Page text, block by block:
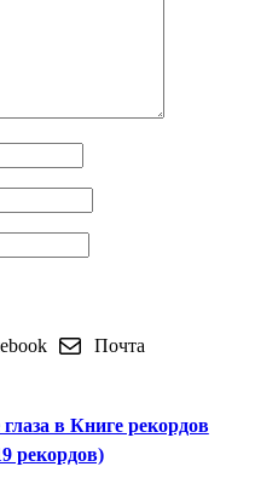
Почта
в Книге рекордов
рекордов)